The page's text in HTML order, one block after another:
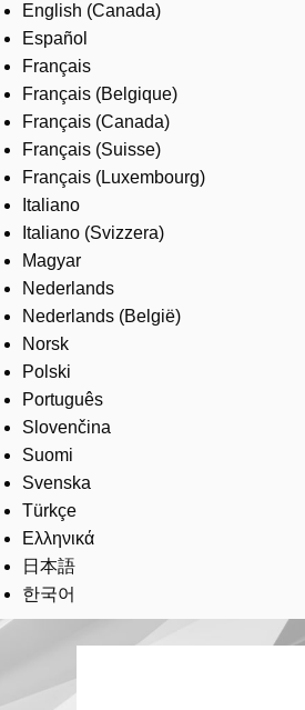
English (Canada)
Español
Français
Français (Belgique)
Français (Canada)
Français (Suisse)
Français (Luxembourg)
Italiano
Italiano (Svizzera)
Magyar
Nederlands
Nederlands (België)
Norsk
Polski
Português
Slovenčina
Suomi
Svenska
Türkçe
Ελληνικά
日本語
한국어